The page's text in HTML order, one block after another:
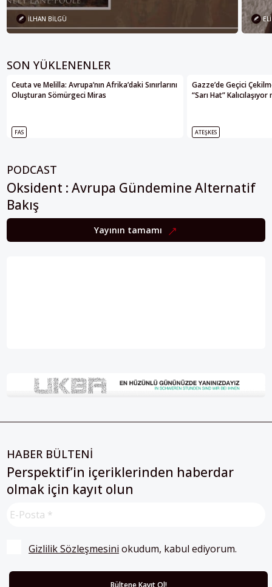
İLHAN BILGÜ
SON YÜKLENENLER
Ceuta ve Melilla: Avrupa’nın Afrika’daki Sınırlarını
Oluşturan Sömürgeci Miras
FAS
Gazze’de Geçici
“Sarı Hat” Kalıcılaşıyor
ATEŞKES
PODCAST
Oksident : Avrupa Gündemine Alternatif
Bakış
Yayının tamamı
HABER BÜLTENİ
Perspektif’in içeriklerinden haberdar
olmak için kayıt olun
Gizlilik Sözleşmesini okudum, kabul ediyorum.